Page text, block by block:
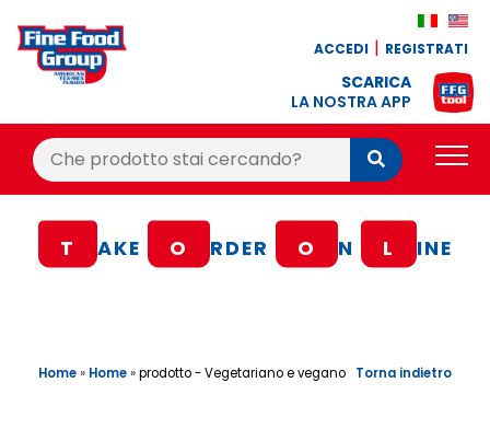
ACCEDI REGISTRATI
SCARICA
LA NOSTRA APP
Cerca:
Cerca
BLOG T AKE O RDER O N L INE
Home» Home»prodotto - Vegetariano e vegano Torna indietro